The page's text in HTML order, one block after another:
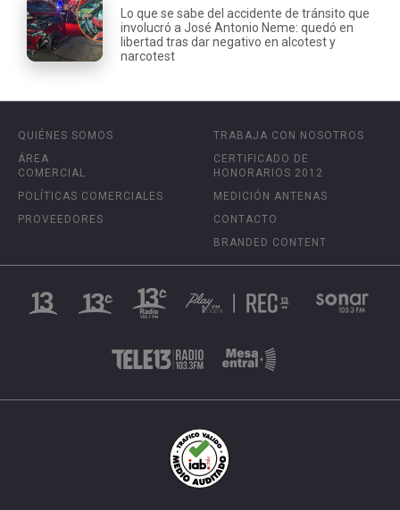
Lo que se sabe del accidente de tránsito que
involucró a José Antonio Neme: quedó en
libertad tras dar negativo en alcotest y
narcotest
QUIÉNES SOMOS
ÁREA
COMERCIAL
POLÍTICAS COMERCIALES
PROVEEDORES
TRABAJA CON NOSOTROS
CERTIFICADO DE
HONORARIOS 2012
MEDICIÓN ANTENAS
CONTACTO
BRANDED CONTENT